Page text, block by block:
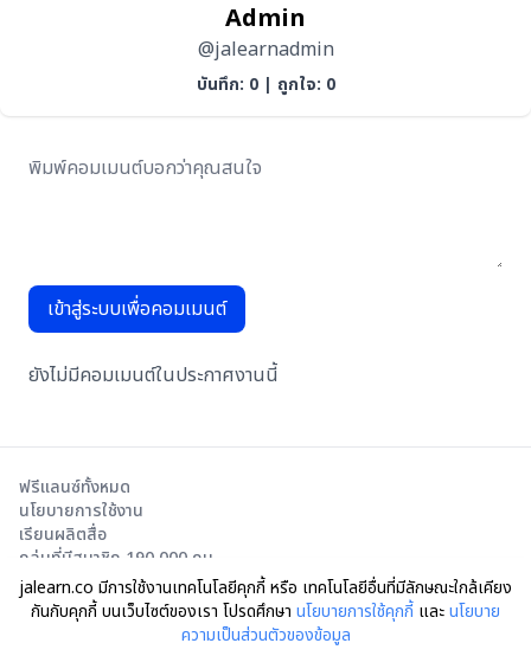
jalearn.co มีการใช้งานเทคโนโลยีคุกกี้ หรือ เทคโนโลยีอื่นที่มีลักษณะใกล้เคียง
กันกับคุกกี้ บนเว็บไซต์ของเรา โปรดศึกษา นโยบายการใช้คุกกี้ และนโยบาย
ความเป็นส่วนตัวของข้อมูล
Admin
@jalearnadmin
บันทึก: 0| ถูกใจ: 0
เข้าสู่ระบบเพื่อคอมเมนต์
ยังไม่มีคอมเมนต์ในประกาศงานนี้
ฟรีแลนซ์ทั้งหมด
นโยบายการใช้งาน
เรียนผลิตสื่อ
กลุ่มที่มีสมาชิก 190,000 คน
© Moodia Motive Co., Ltd.